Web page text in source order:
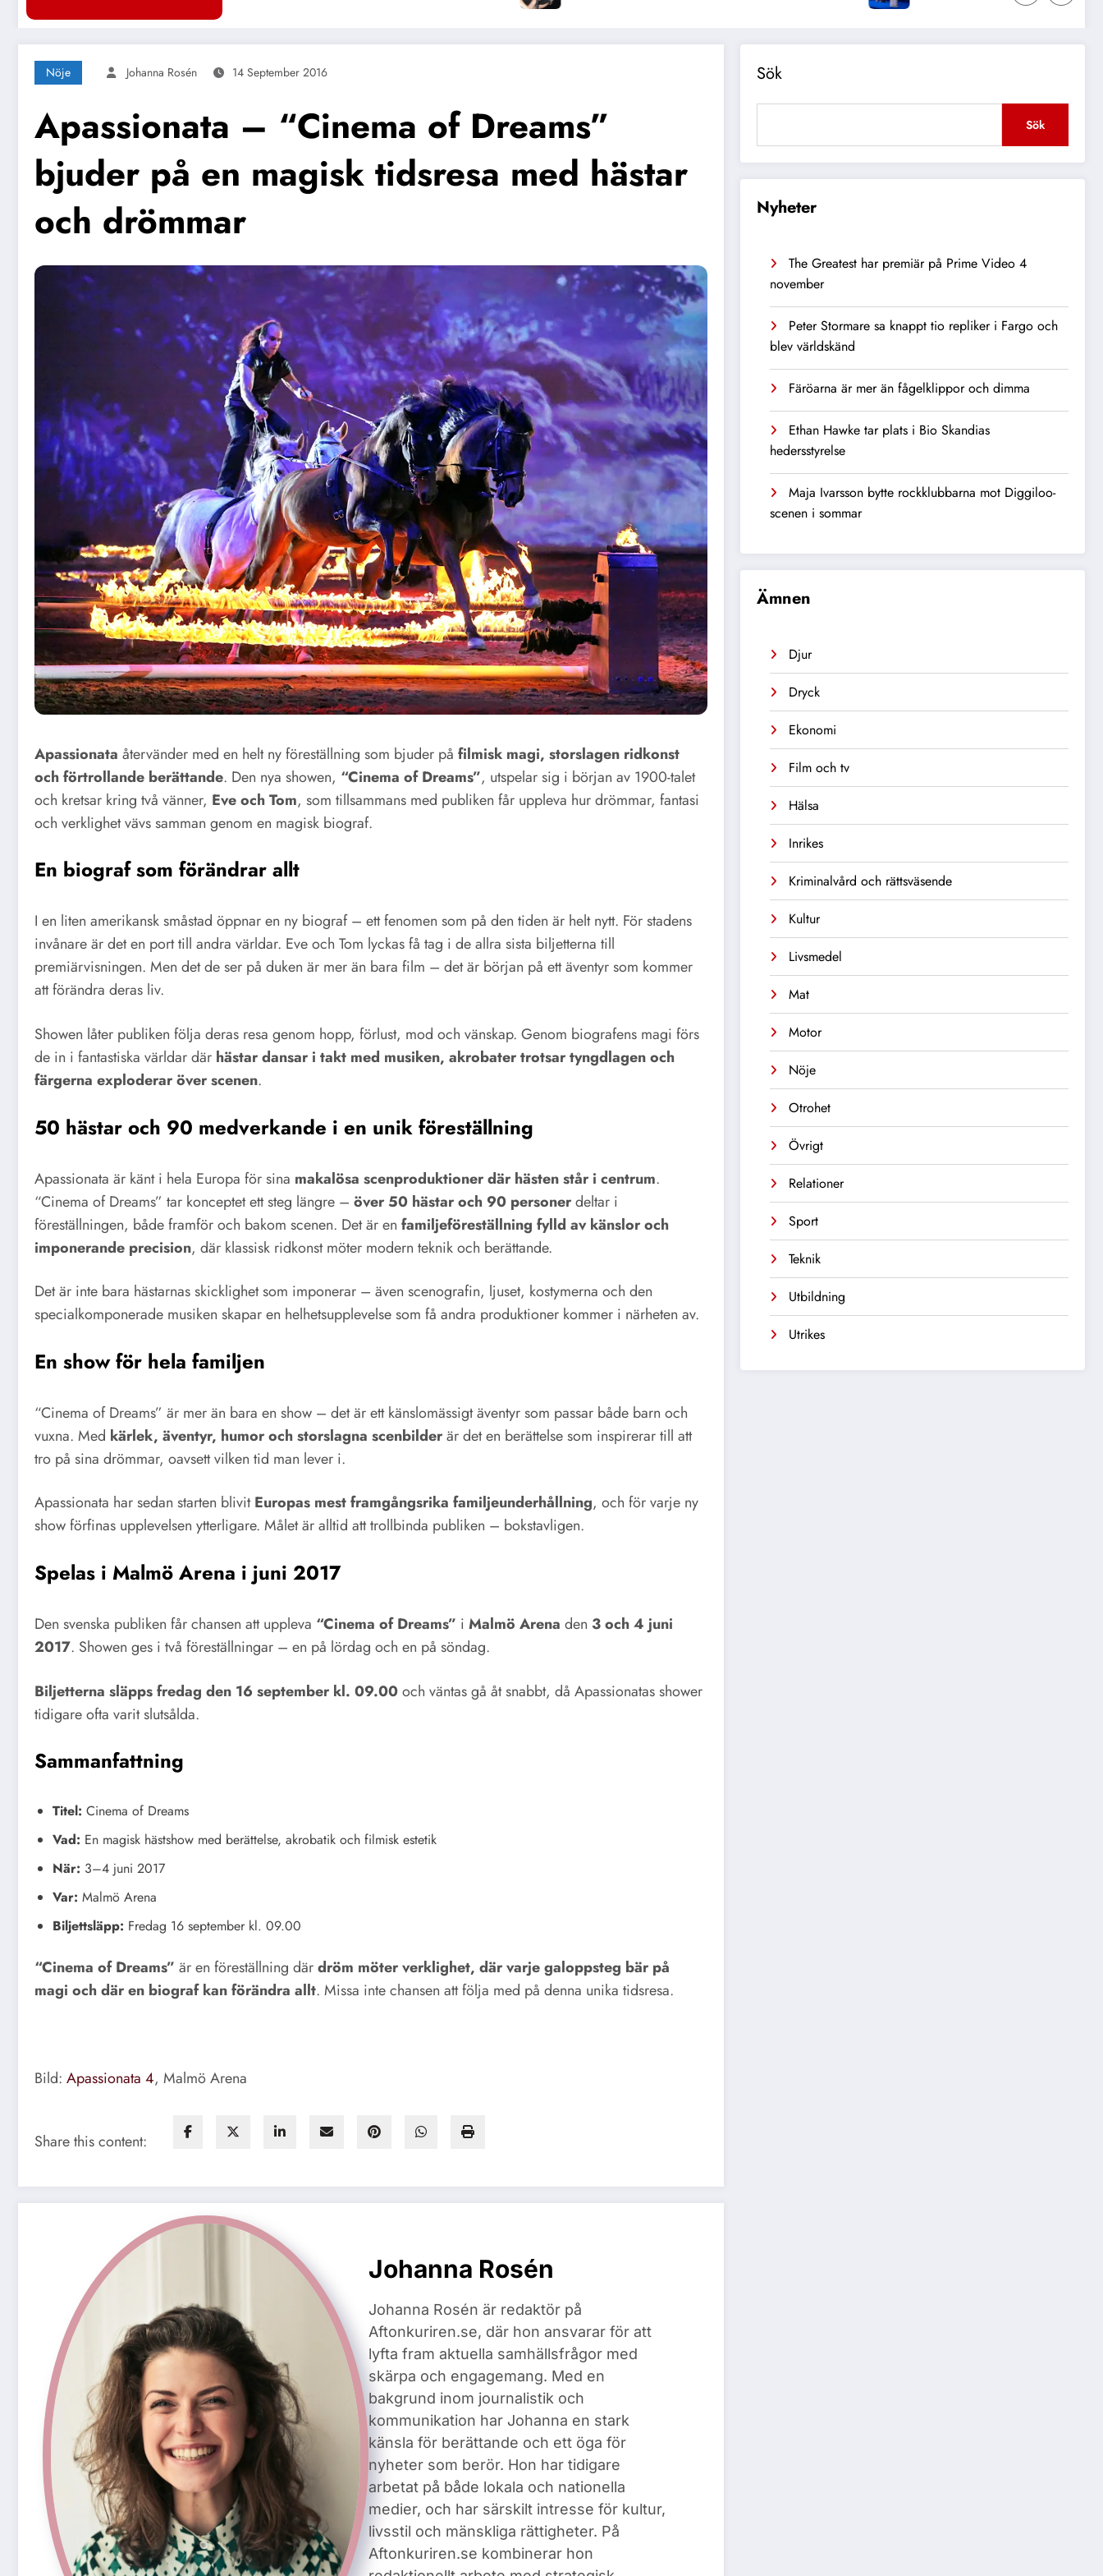
Nöje Johanna Rosén 14 September 2016
Apassionata – “Cinema of Dreams”
bjuder på en magisk tidsresa med hästar
och drömmar
Apassionata återvänder med en helt ny föreställning som bjuder på filmisk magi, storslagen ridkonst
och förtrollande berättande. Den nya showen, “Cinema of Dreams”, utspelar sig i början av 1900-talet
och kretsar kring två vänner, Eve och Tom, som tillsammans med publiken får uppleva hur drömmar, fantasi
och verklighet vävs samman genom en magisk biograf.
En biograf som förändrar allt
I en liten amerikansk småstad öppnar en ny biograf – ett fenomen som på den tiden är helt nytt. För stadens
invånare är det en port till andra världar. Eve och Tom lyckas få tag i de allra sista biljetterna till
premiärvisningen. Men det de ser på duken är mer än bara film – det är början på ett äventyr som kommer
att förändra deras liv.
Showen låter publiken följa deras resa genom hopp, förlust, mod och vänskap. Genom biografens magi förs
de in i fantastiska världar där hästar dansar i takt med musiken, akrobater trotsar tyngdlagen och
färgerna exploderar över scenen.
50 hästar och 90 medverkande i en unik föreställning
Apassionata är känt i hela Europa för sina makalösa scenproduktioner där hästen står i centrum.
“Cinema of Dreams” tar konceptet ett steg längre – över 50 hästar och 90 personerdeltar i
föreställningen, både framför och bakom scenen. Det är en familjeföreställning fylld av känslor och
imponerande precision, där klassisk ridkonst möter modern teknik och berättande.
Det är inte bara hästarnas skicklighet som imponerar – även scenografin, ljuset, kostymerna och den
specialkomponerade musiken skapar en helhetsupplevelse som få andra produktioner kommer i närheten av.
En show för hela familjen
“Cinema of Dreams” är mer än bara en show – det är ett känslomässigt äventyr som passar både barn och
vuxna. Med kärlek, äventyr, humor och storslagna scenbilderär det en berättelse som inspirerar till att
tro på sina drömmar, oavsett vilken tid man lever i.
Apassionata har sedan starten blivitEuropas mest framgångsrika familjeunderhållning, och för varje ny
show förfinas upplevelsen ytterligare. Målet är alltid att trollbinda publiken – bokstavligen.
Spelas i Malmö Arena i juni 2017
Den svenska publiken får chansen att uppleva “Cinema of Dreams” i Malmö Arena den 3 och 4 juni
2017. Showen ges i två föreställningar – en på lördag och en på söndag.
Biljetterna släpps fredag den 16 september kl. 09.00och väntas gå åt snabbt, då Apassionatas shower
tidigare ofta varit slutsålda.
Sammanfattning
Titel: Cinema of Dreams
Vad: En magisk hästshow med berättelse, akrobatik och filmisk estetik
När: 3–4 juni 2017
Var: Malmö Arena
Biljettsläpp: Fredag 16 september kl. 09.00
“Cinema of Dreams” är en föreställning därdröm möter verklighet, där varje galoppsteg bär på
magi och där en biograf kan förändra allt. Missa inte chansen att följa med på denna unika tidsresa.
Bild: Apassionata 4, Malmö Arena
Share this content:
Johanna Rosén
Johanna Rosén är redaktör på
Aftonkuriren.se, där hon ansvarar för att
lyfta fram aktuella samhällsfrågor med
skärpa och engagemang. Med en
bakgrund inom journalistik och
kommunikation har Johanna en stark
känsla för berättande och ett öga för
nyheter som berör. Hon har tidigare
arbetat på både lokala och nationella
medier, och har särskilt intresse för kultur,
livsstil och mänskliga rättigheter. På
Aftonkuriren.se kombinerar hon
Sök
Sök
Nyheter
The Greatest har premiär på Prime Video 4
november
Peter Stormare sa knappt tio repliker i Fargo och
blev världskänd
Färöarna är mer än fågelklippor och dimma
Ethan Hawke tar plats i Bio Skandias
hedersstyrelse
Maja Ivarsson bytte rockklubbarna mot Diggiloo-
scenen i sommar
Ämnen
Djur
Dryck
Ekonomi
Film och tv
Hälsa
Inrikes
Kriminalvård och rättsväsende
Kultur
Livsmedel
Mat
Motor
Nöje
Otrohet
Övrigt
Relationer
Sport
Teknik
Utbildning
Utrikes